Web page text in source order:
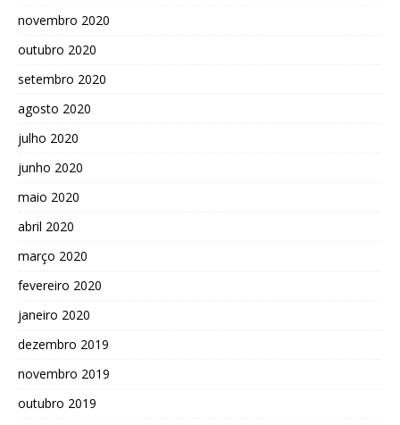
novembro 2020
outubro 2020
setembro 2020
agosto 2020
julho 2020
junho 2020
maio 2020
abril 2020
março 2020
fevereiro 2020
janeiro 2020
dezembro 2019
novembro 2019
outubro 2019